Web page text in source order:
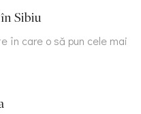
Sibiu
în care o să pun cele mai